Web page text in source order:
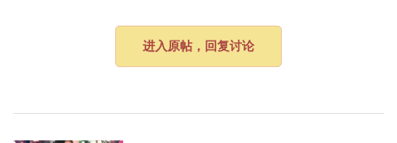
进入原帖，回复讨论